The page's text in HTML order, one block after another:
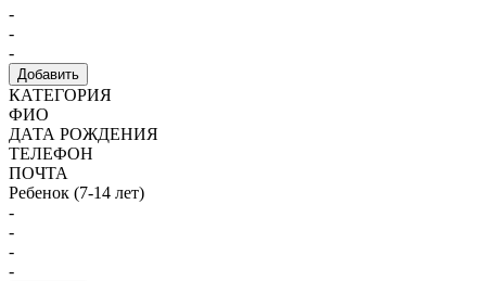
-
-
-
Добавить
КАТЕГОРИЯ
ФИО
ДАТА РОЖДЕНИЯ
ТЕЛЕФОН
ПОЧТА
Ребенок (7-14 лет)
-
-
-
-